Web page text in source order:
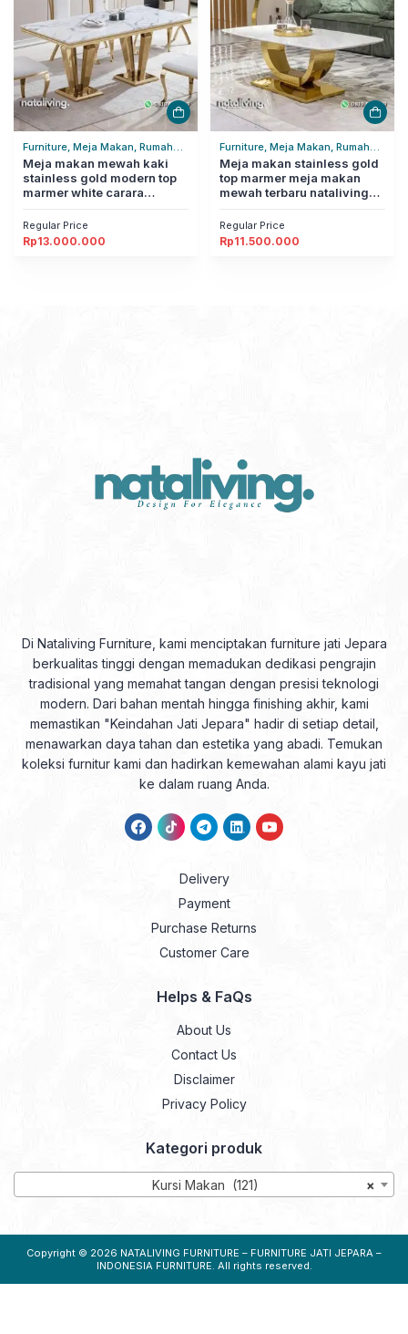
Furniture, Meja Makan, Rumah
Tangga
Meja makan mewah kaki
stainless gold modern top
marmer white carara
Regular Price
Rp13.000.000
Furniture, Meja Makan, Rumah
Tangga
Meja makan stainless gold
top marmer meja makan
mewah terbaru nataliving
Regular Price
Rp11.500.000
Di Nataliving Furniture, kami menciptakan furniture jati Jepara
berkualitas tinggi dengan memadukan dedikasi pengrajin
tradisional yang memahat tangan dengan presisi teknologi
modern. Dari bahan mentah hingga finishing akhir, kami
memastikan "Keindahan Jati Jepara" hadir di setiap detail,
menawarkan daya tahan dan estetika yang abadi. Temukan
koleksi furnitur kami dan hadirkan kemewahan alami kayu jati
ke dalam ruang Anda.
Delivery
Payment
Purchase Returns
Customer Care
Helps & FaQs
About Us
Contact Us
Disclaimer
Privacy Policy
Kategori produk
×
Kursi Makan (121)
Copyright © 2026 NATALIVING FURNITURE – FURNITURE JATI JEPARA –
INDONESIA FURNITURE. All rights reserved.